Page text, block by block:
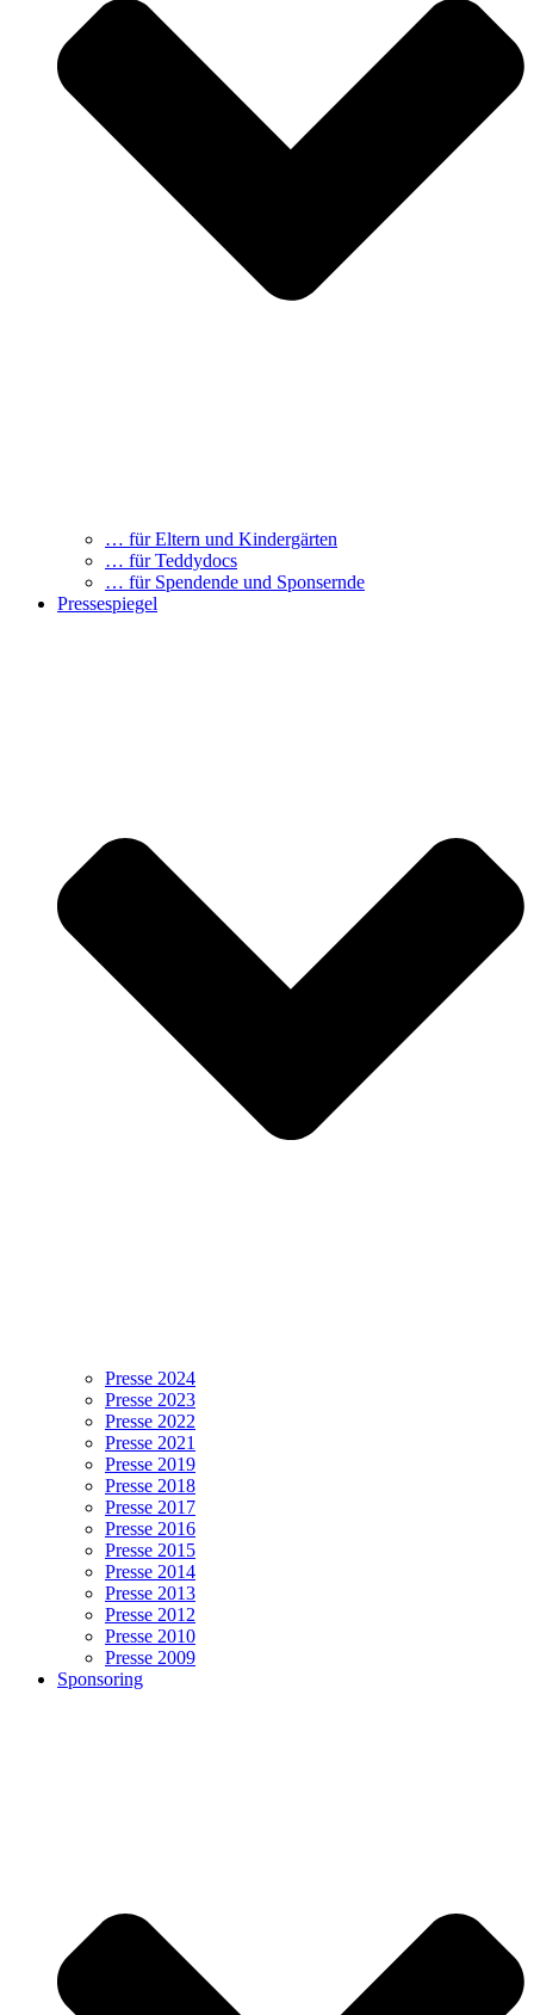
… für Eltern und Kindergärten
… für Teddydocs
… für Spendende und Sponsernde
Pressespiegel
Presse 2024
Presse 2023
Presse 2022
Presse 2021
Presse 2019
Presse 2018
Presse 2017
Presse 2016
Presse 2015
Presse 2014
Presse 2013
Presse 2012
Presse 2010
Presse 2009
Sponsoring